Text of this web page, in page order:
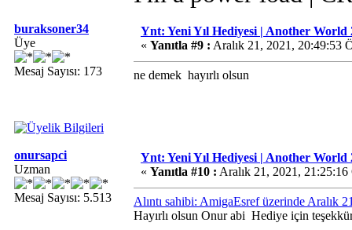
buraksoner34
Üye
Mesaj Sayısı: 173
Ynt: Yeni Yıl Hediyesi | Another World
« Yanıtla #9 : Aralık 21, 2021, 20:49:53
ne demek hayırlı olsun
onursapci
Uzman
Mesaj Sayısı: 5.513
Ynt: Yeni Yıl Hediyesi | Another World
« Yanıtla #10 : Aralık 21, 2021, 21:25:16
Alıntı sahibi: AmigaEsref üzerinde Aralık
Hayırlı olsun Onur abi Hediye için